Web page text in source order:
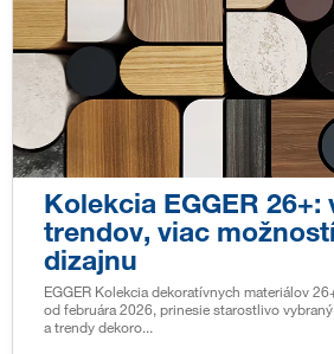
Kolekcia EGGER 26+:
trendov, viac
dizajnu
EGGER Kolekcia dekoratívnych materiálov
od februára 2026, prinesie starostlivo
a trendy dekoro...